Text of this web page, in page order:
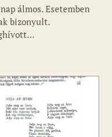
álmos. Esetemben
bizonyult.